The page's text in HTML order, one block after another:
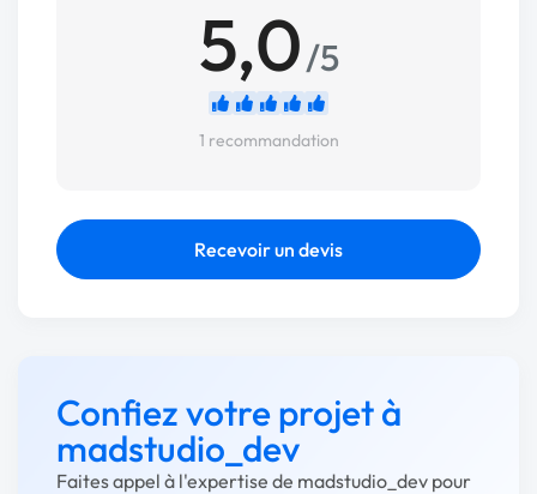
5,0/5
1 recommandation
Recevoir un devis
Confiez votre projet à
madstudio_dev
Faites appel à l'expertise de madstudio_dev pour